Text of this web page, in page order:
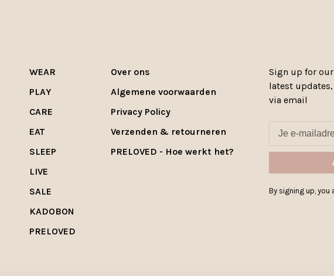
WEAR
PLAY
CARE
EAT
SLEEP
LIVE
SALE
KADOBON
PRELOVED
Over ons
Algemene voorwaarden
Privacy Policy
Verzenden & retourneren
PRELOVED - Hoe werkt het?
Sign up for
latest
via email
By signing up, you